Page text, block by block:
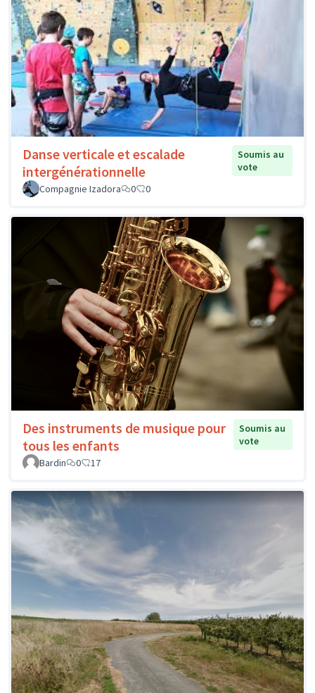
Danse verticale et escalade
intergénérationnelle
Soumis au
vote
Compagnie Izadora
0 0
Des instruments de musique pour
tous les enfants
Soumis au
vote
Bardin
0 17